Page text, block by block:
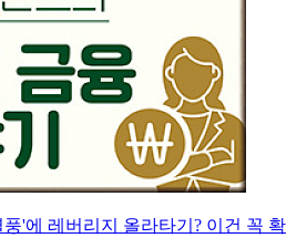
'에 레버리지 올라타기? 이건 꼭 확